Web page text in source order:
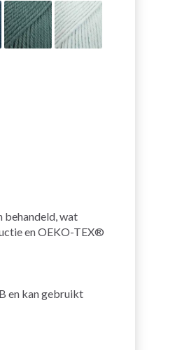
behandeld, wat
en OEKO-TEX®
en kan gebruikt